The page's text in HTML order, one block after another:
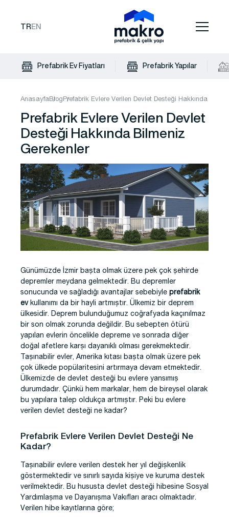
TR EN
Prefabrik Ev Fiyatları Prefabrik Yapılar
AnasayfaBlogPrefabrik Evlere Verilen Devlet Desteği Hakkında
Prefabrik Evlere Verilen Devlet
Desteği Hakkında Bilmeniz
Gerekenler
Günümüzde İzmir başta olmak üzere pek çok şehirde
depremler meydana gelmektedir. Bu depremler
sonucunda ve sağladığı avantajlar sebebiyle prefabrik
evkullanımı da bir hayli artmıştır. Ülkemiz bir deprem
ülkesidir. Deprem bulunduğumuz coğrafyada kaçınılmaz
bir son olmak zorunda değildir. Bu sebepten ötürü
yapılan evlerin öncelikle depreme ve sonrada diğer
doğal afetlere karşı dayanıklı olması gerekmektedir.
Taşınabilir evler, Amerika kıtası başta olmak üzere pek
çok ülkede popülaritesini artırmaya devam etmektedir.
Ülkemizde de devlet desteği bu evlere yansımış
durumdadır. Çünkü hem markalar, hem de bireysel olarak
bu yapılara talep oldukça artmıştır. Peki bu evlere
verilen devlet desteği ne kadar?
Prefabrik Evlere Verilen Devlet Desteği Ne
Kadar?
Taşınabilir evlere verilen destek her yıl değişkenlik
göstermektedir ve sınırlı sayıda kişiye ve kuruma destek
verilmektedir. Bu hususta devlet desteği hibesine Sosyal
Yardımlaşma ve Dayanışma Vakıfları aracı olmaktadır.
Verilen hibe kayıtlarına göre;